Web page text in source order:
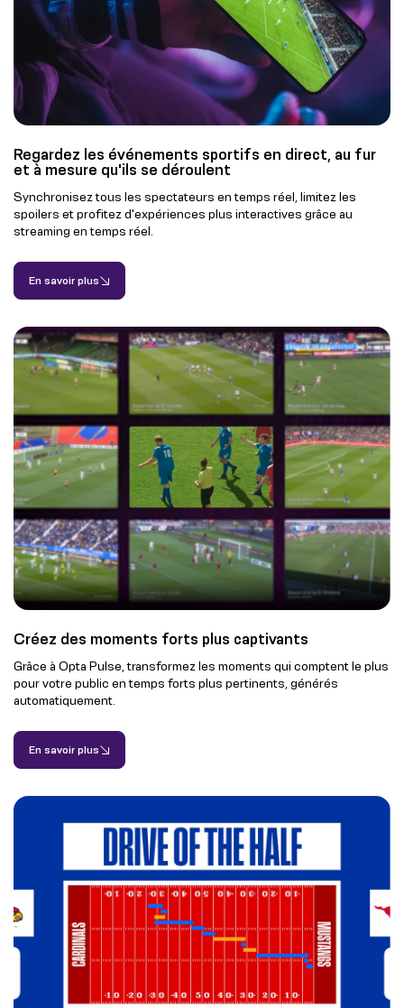
Regardez les événements sportifs en direct, au fur
et à mesure qu'ils se déroulent
Synchronisez tous les spectateurs en temps réel, limitez les
spoilers et profitez d'expériences plus interactives grâce au
streaming en temps réel.
En savoir plus
Créez des moments forts plus captivants
Grâce à Opta Pulse, transformez les moments qui comptent le plus
pour votre public en temps forts plus pertinents, générés
automatiquement.
En savoir plus